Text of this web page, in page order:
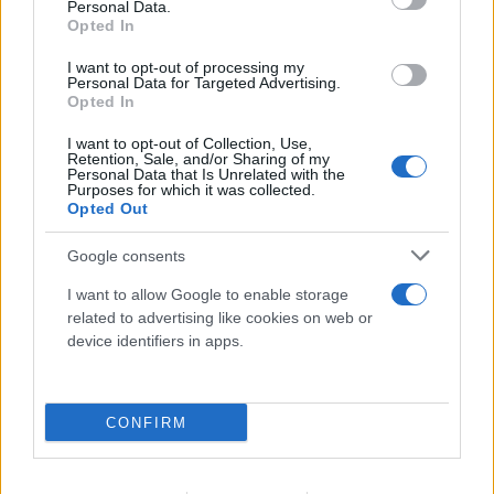
Personal Data.
Opted In
I want to opt-out of processing my
Personal Data for Targeted Advertising.
Opted In
I want to opt-out of Collection, Use,
Retention, Sale, and/or Sharing of my
Personal Data that Is Unrelated with the
Purposes for which it was collected.
Opted Out
Google consents
I want to allow Google to enable storage
related to advertising like cookies on web or
device identifiers in apps.
CONFIRM
Νέα σύλληψη μέλους της εγκληματικής
49χρονο στο Παλαιό Φάληρο
08.08.2026